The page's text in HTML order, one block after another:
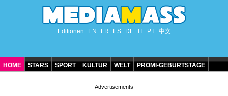
Editionen EN FR ES DE IT PT 中文
HOME STARS SPORT KULTUR WELT PROMI-GEBURTSTAGE